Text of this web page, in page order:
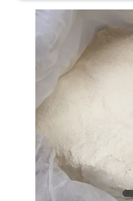
PLAN
POLITIQUE
CONFIDENTIALITÉ